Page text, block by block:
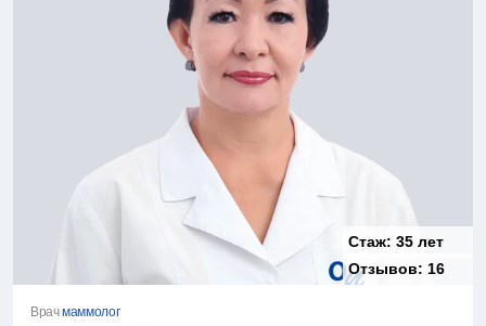
Стаж: 35 лет
Отзывов: 16
Врачмаммолог